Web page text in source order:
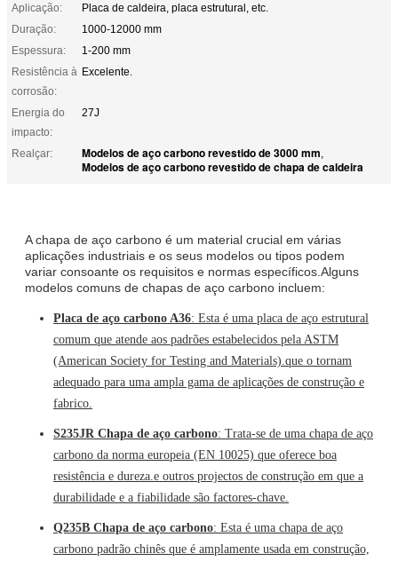
Aplicação:
Placa de caldeira, placa estrutural, etc.
Duração:
1000-12000 mm
Espessura:
1-200 mm
Resistência à
corrosão:
Excelente.
Energia do
impacto:
27J
Realçar: Modelos de aço carbono revestido de 3000 mm,
Modelos de aço carbono revestido de chapa de caldeira
A chapa de aço carbono é um material crucial em várias
aplicações industriais e os seus modelos ou tipos podem
variar consoante os requisitos e normas específicos.Alguns
modelos comuns de chapas de aço carbono incluem:
Placa de aço carbono A36: Esta é uma placa de aço estrutural
comum que atende aos padrões estabelecidos pela ASTM
(American Society for Testing and Materials).que o tornam
adequado para uma ampla gama de aplicações de construção e
fabrico.
S235JR Chapa de aço carbono: Trata-se de uma chapa de aço
carbono da norma europeia (EN 10025) que oferece boa
resistência e dureza.e outros projectos de construção em que a
durabilidade e a fiabilidade são factores-chave.
Q235B Chapa de aço carbono: Esta é uma chapa de aço
carbono padrão chinês que é amplamente usada em construção,